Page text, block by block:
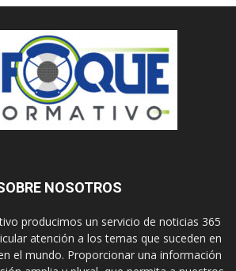
NOSOTROS
producimos un servicio de noticias 365
atención a los temas que suceden en
el mundo. Proporcionar una información